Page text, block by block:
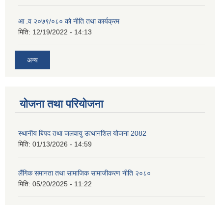
आ .व २०७९/०८० को नीति तथा कार्यक्रम
मिति: 12/19/2022 - 14:13
अन्य
योजना तथा परियोजना
स्थानीय बिपद तथा जलवायु उत्थानशिल योजना 2082
मिति: 01/13/2026 - 14:59
लैंगिक समानता तथा सामाजिक सामाजीकरण नीति २०८०
मिति: 05/20/2025 - 11:22